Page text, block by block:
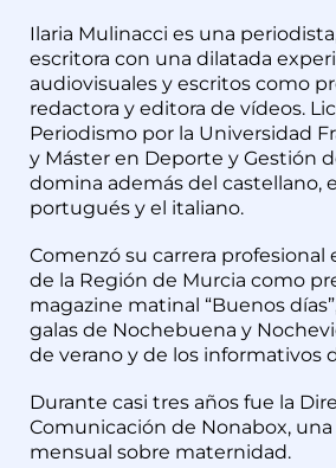
Ilaria Mulinacci es una
escritora con una dilatada
audiovisuales y escritos como
redactora y editora de vídeos.
Periodismo por la Universidad
y Máster en Deporte y Gestión
domina además del castellano,
portugués y el italiano.
Comenzó su carrera profesional
de la Región de Murcia como
magazine matinal “Buenos
galas de Nochebuena y
de verano y de los informativos
Durante casi tres años fue la
Comunicación de Nonabox,
mensual sobre maternidad.